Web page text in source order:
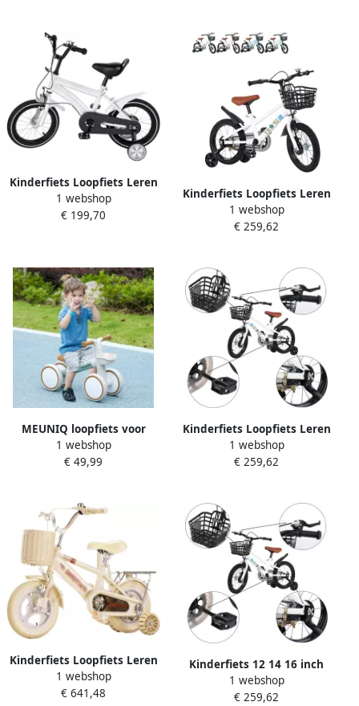
Kinderfiets Loopfiets Leren
Fietsen In Hoogte
Verstelbaar 14 Inch Wit
1 webshop
€ 199,70
Kinderfiets Loopfiets Leren
Fietsen Steunwielen
Inclusief 12-16 Inch Wit
1 webshop
€ 259,62
MEUNIQ loopfiets voor
kinderen 1-3 jaar met
verstelbaar zadel
wit en groen
1 webshop
€ 49,99
Kinderfiets Loopfiets Leren
Fietsen Met Steunwielen 12
inch Wit
1 webshop
€ 259,62
Kinderfiets Loopfiets Leren
Fietsen Met Zijwieltjes en
dje 16 inch Wit
1 webshop
€ 641,48
Kinderfiets 12 14 16 inch
met zijwielen loopfiets
functie en terugtraprem
1 webshop
€ 259,62